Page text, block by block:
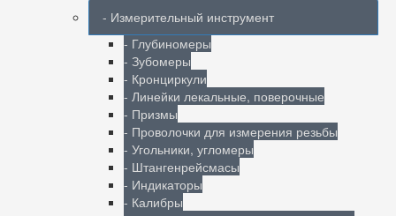
- Измерительный инструмент
- Глубиномеры
- Зубомеры
- Кронциркули
- Линейки лекальные, поверочные
- Призмы
- Проволочки для измерения резьбы
- Угольники, угломеры
- Штангенрейсмасы
- Индикаторы
- Калибры